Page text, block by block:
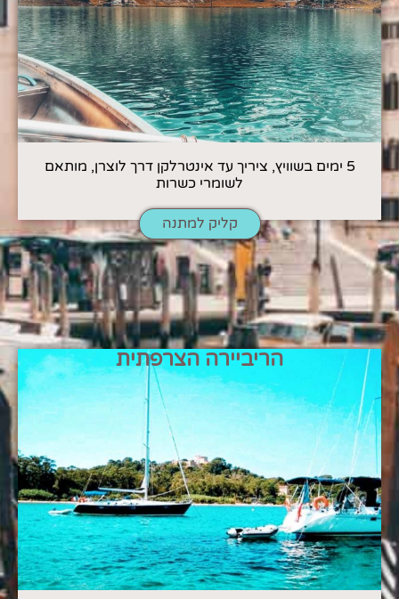
5 ימים בשוויץ, ציריך עד אינטרלקן דרך לוצרן, מותאם
לשומרי כשרות
קליק למתנה
הריביירה הצרפתית